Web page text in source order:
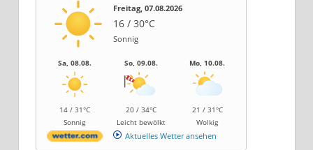
Freitag, 07.08.2026
16 / 30°C
Sonnig
Sa, 08.08.
14 / 31°C
Sonnig
So, 09.08.
20 / 34°C
Leicht bewölkt
Mo, 10.08.
21 / 31°C
Wolkig
Aktuelles Wetter ansehen